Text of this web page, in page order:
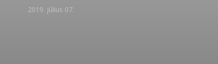
2019. július 07.